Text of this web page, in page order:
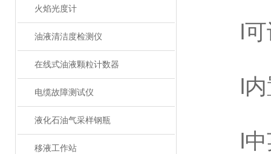
火焰光度计
油液清洁度检测仪
在线式油液颗粒计数器
电缆故障测试仪
液化石油气采样钢瓶
移液工作站
l可设
l内置
l中英